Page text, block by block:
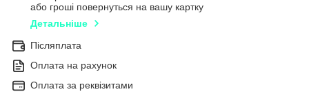
або гроші повернуться на вашу картку
Детальніше
Післяплата
Оплата на рахунок
Оплата за реквізитами